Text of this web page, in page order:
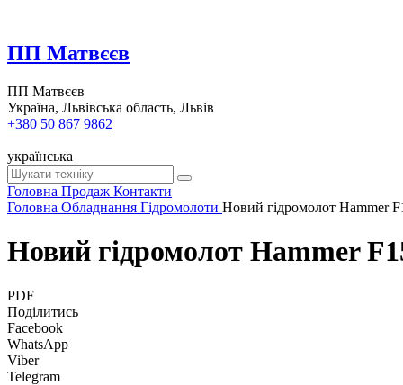
ПП Матвєєв
ПП Матвєєв
Україна, Львівська область, Львів
+380 50 867 9862
українська
Головна Продаж Контакти
Головна Обладнання Гідромолоти Новий гідромолот Hammer
Новий гідромолот Hammer
PDF
Поділитись
Facebook
WhatsApp
Viber
Telegram